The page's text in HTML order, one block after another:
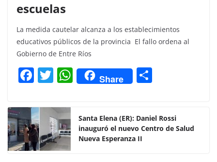
escuelas
La medida cautelar alcanza a los establecimientos
educativos públicos de la provincia El fallo ordena al
Gobierno de Entre Ríos
F
c
e
b
o
T
itt
er
W
h
s
A
Share
p
ar
Santa Elena (ER): Daniel Rossi
inauguró el nuevo Centro de Salud
Nueva Esperanza II